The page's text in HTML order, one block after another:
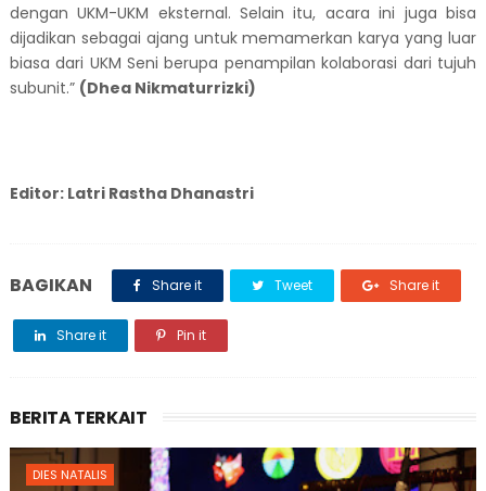
dengan UKM-UKM eksternal. Selain itu, acara ini juga bisa
dijadikan sebagai ajang untuk memamerkan karya yang luar
biasa dari UKM Seni berupa penampilan kolaborasi dari tujuh
subunit.” (Dhea Nikmaturrizki)
Editor: Latri Rastha Dhanastri
BAGIKAN Share it Tweet Share it
Share it Pin it
BERITA TERKAIT
DIES NATALIS